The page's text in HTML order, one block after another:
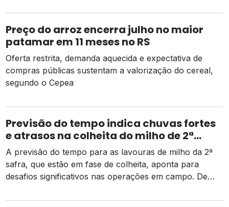
Preço do arroz encerra julho no maior
patamar em 11 meses no RS
Oferta restrita, demanda aquecida e expectativa de
compras públicas sustentam a valorização do cereal,
segundo o Cepea
Previsão do tempo indica chuvas fortes
e atrasos na colheita do milho de 2ª
safra
A previsão do tempo para as lavouras de milho da 2ª
safra, que estão em fase de colheita, aponta para
desafios significativos nas operações em campo. De
em relação ao mesmo período do ano passado, mas as